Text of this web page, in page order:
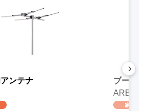
ンテナ
ブース